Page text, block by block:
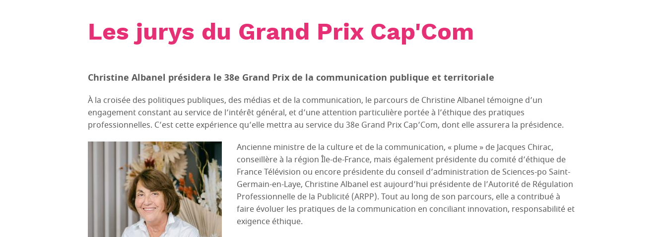
Les jurys du Grand Prix Cap'Com
Christine Albanel présidera le 38e Grand Prix de la communication publique et territoriale
À la croisée des politiques publiques, des médias et de la communication, le parcours de Christine Albanel témoigne d’un
engagement constant au service de l’intérêt général, et d’une attention particulière portée à l’éthique des pratiques
professionnelles. C’est cette expérience qu’elle mettra au service du 38e Grand Prix Cap’Com, dont elle assurera la présidence.
Ancienne ministre de la culture et de la communication, « plume » de Jacques Chirac,
conseillère à la région Île-de-France, mais également présidente du comité d’éthique de
France Télévision ou encore présidente du conseil d’administration de Sciences-po Saint-
Germain-en-Laye, Christine Albanel est aujourd’hui présidente de l’Autorité de Régulation
Professionnelle de la Publicité (ARPP). Tout au long de son parcours, elle a contribué à
faire évoluer les pratiques de la communication en conciliant innovation, responsabilité et
exigence éthique.